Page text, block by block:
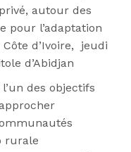
autour des
pour l’adaptation
d’Ivoire, jeudi
d’Abidjan
des objectifs
rurale